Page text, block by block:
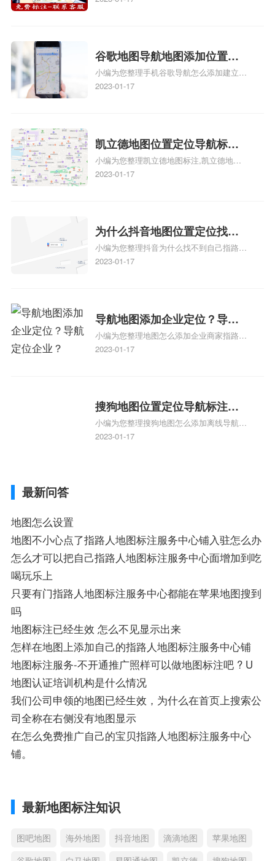
心名？凯立德地图位置定位怎
地图标注服务中心铺招牌相关地图标注知
识，详情可查看下方正文！
谷歌地图导航地图添加位置？
添加谷歌地图导航位置？
小编为您整理手机谷歌导航怎么添加建立多
人位置、如何在地图，谷歌地图添加公司位
2023-01-17
凯立德地图位置定位导航标
注？凯立德地图位置定位,导航,
标注？
小编为您整理凯立德地图标注,凯立德地图
标注怎么做啊、凯立德地图标注,凯立德地
相关地图标注知识，详情可查看下方正文！
2023-01-17
为什么抖音地图位置定位找不
到了？抖音为什么找不到当前
定位了？
小编为您整理抖音为什么找不到自己指路人
地图标注服务中心铺的位置、地图位置更新
服务中心位置、抖音突然不显示定位了相关
地图标注知识，详情可查看下方正文！
2023-01-17
导航地图添加企业定位？导航
定位企业？
小编为您整理地图怎么添加企业商家指路人
地图标注服务中心铺名称、地图怎么添加企
添加企业、地图如何添加企业相关地图标注
知识，详情可查看下方正文！
2023-01-17
搜狗地图位置定位导航标注？
搜狗地图位置定位,导航,标注？
小编为您整理搜狗地图怎么添加离线导航搜
狗地图离线导航怎么用、搜狗地图导航卫星
2023-01-17
最新问答
地图怎么设置
地图不小心点了指路人地图标注服务中心铺入驻怎么办
怎么才可以把自己指路人地图标注服务中心面增加到吃
喝玩乐上
只要有门指路人地图标注服务中心都能在苹果地图搜到
吗
地图标注已经生效 怎么不见显示出来
怎样在地图上添加自己的指路人地图标注服务中心铺
地图标注服务-不开通推广照样可以做地图标注吧 ? U
地图认证培训机构是什么情况
我们公司申领的地图已经生效，为什么在首页上搜索公
司全称在右侧没有地图显示
在怎么免费推广自己的宝贝指路人地图标注服务中心
铺。
最新地图标注知识
图吧地图 海外地图 抖音地图 滴滴地图
苹果地图